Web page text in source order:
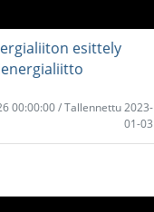
esittely
00:00:00 / Tallennettu 2023-
01-03